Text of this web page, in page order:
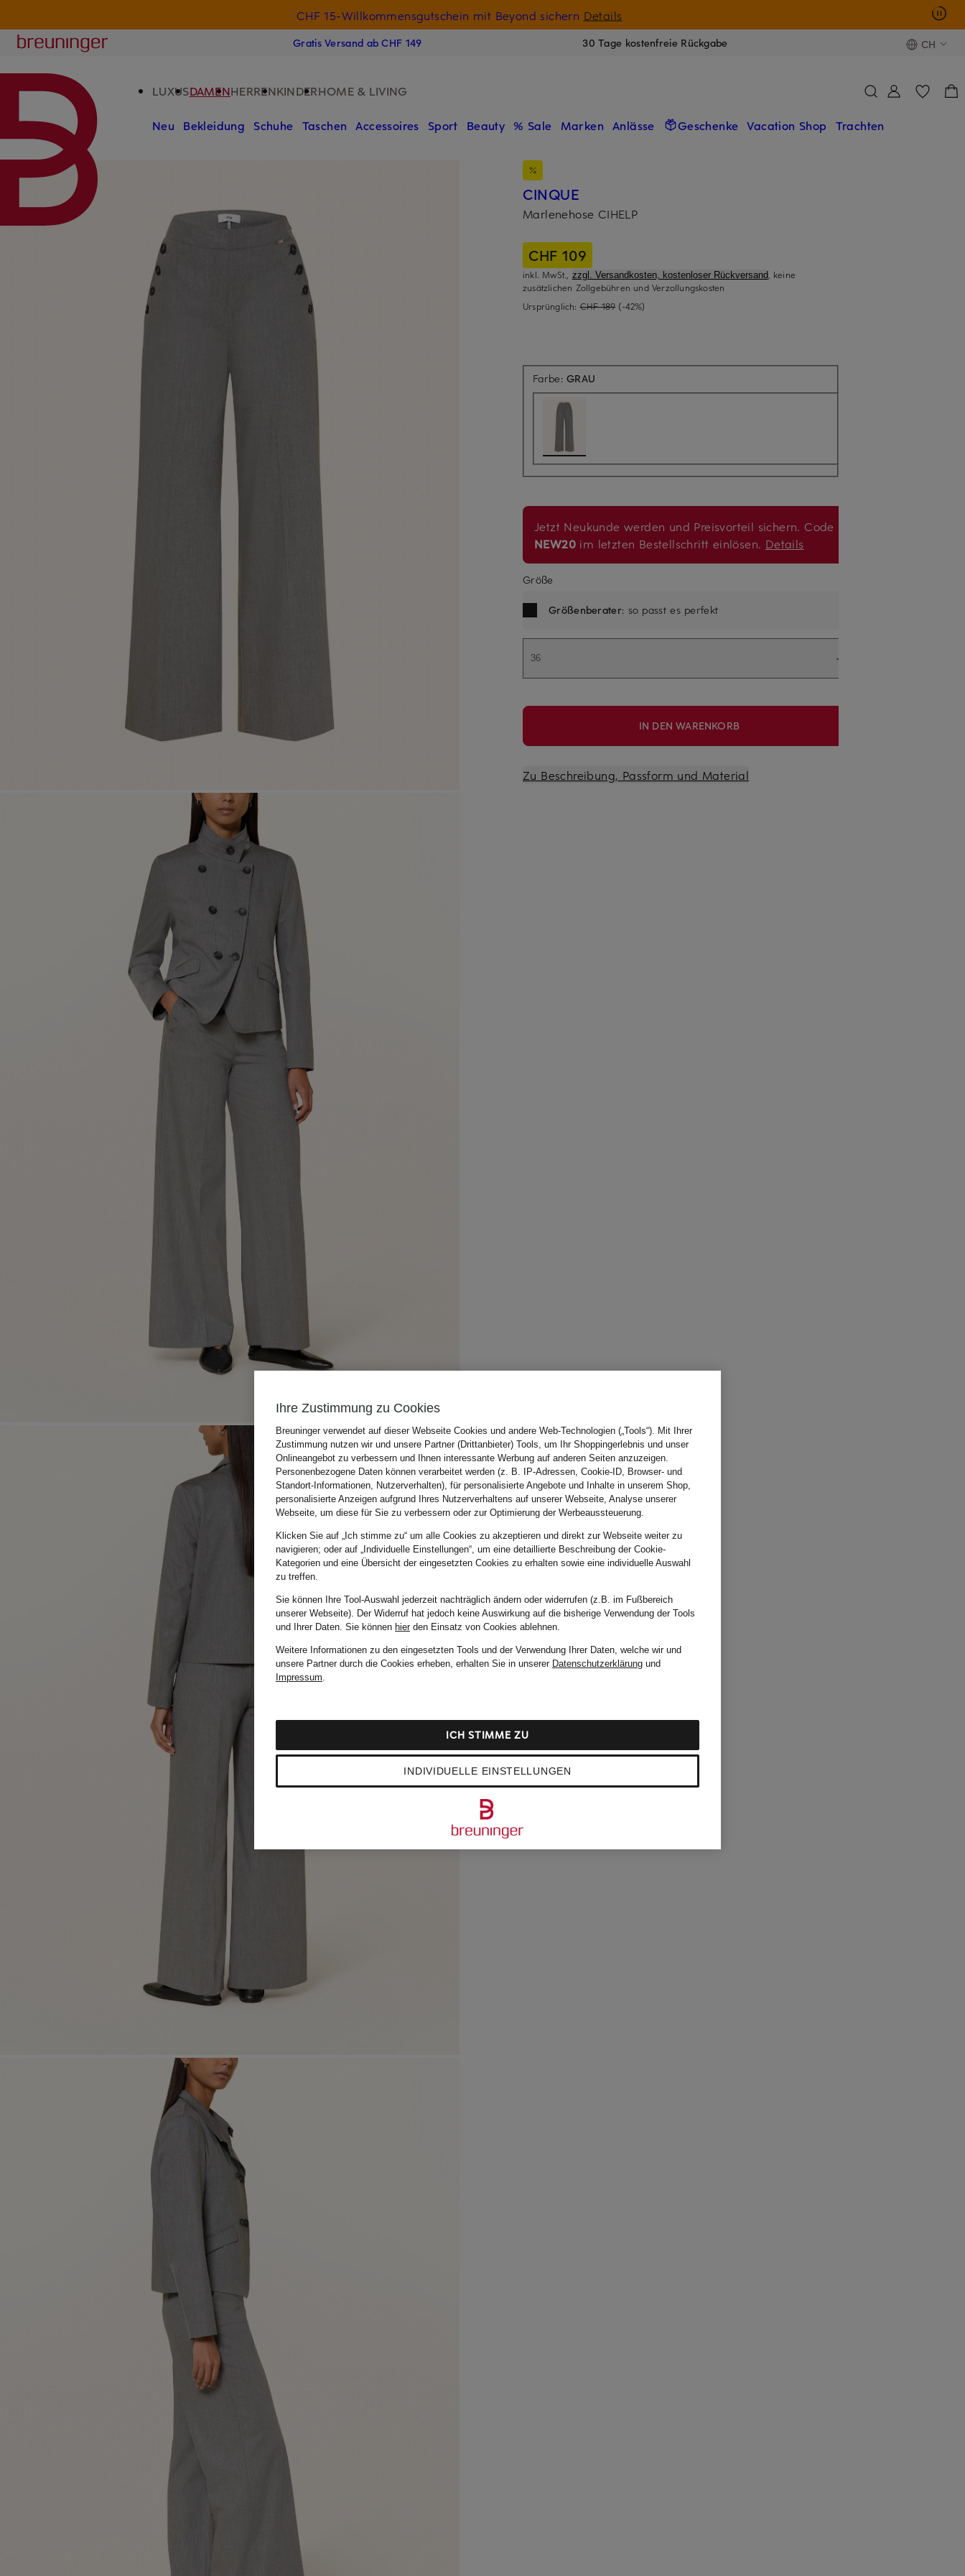
CHF 15-Willkommensgutschein mit Beyond sichern Details
Breuninger
Gratis Versand ab CHF 149 30 Tage kostenfreie Rückgabe CH
LUXUSDAMENHERRENKINDERHOME & LIVING
Neu Bekleidung Schuhe Taschen Accessoires Sport Beauty % Sale Marken Anlässe Geschenke Vacation Shop Trachten
CINQUE
Marlenehose CIHELP
CHF 109
inkl. MwSt., zzgl. Versandkosten, kostenloser Rückversand, keine
zusätzlichen Zollgebühren und Verzollungskosten
Ursprünglich: CHF 189 (-42%)
Farbe:GRAU
Jetzt Neukunde werden und Preisvorteil sichern. Code
NEW20 im letzten Bestellschritt einlösen. Details
Größe
Größenberater: so passt es perfekt
36
IN DEN WARENKORB
Zu Beschreibung, Passform und Material
Ihre Zustimmung zu Cookies
Breuninger verwendet auf dieser Webseite Cookies und andere Web-Technologien („Tools“). Mit Ihrer
Zustimmung nutzen wir und unsere Partner (Drittanbieter) Tools, um Ihr Shoppingerlebnis und unser
Onlineangebot zu verbessern und Ihnen interessante Werbung auf anderen Seiten anzuzeigen.
Personenbezogene Daten können verarbeitet werden (z. B. IP-Adressen, Cookie-ID, Browser- und
Standort-Informationen, Nutzerverhalten), für personalisierte Angebote und Inhalte in unserem Shop,
personalisierte Anzeigen aufgrund Ihres Nutzerverhaltens auf unserer Webseite, Analyse unserer
Webseite, um diese für Sie zu verbessern oder zur Optimierung der Werbeaussteuerung.
Klicken Sie auf „Ich stimme zu“ um alle Cookies zu akzeptieren und direkt zur Webseite weiter zu
navigieren; oder auf „Individuelle Einstellungen“, um eine detaillierte Beschreibung der Cookie-
Kategorien und eine Übersicht der eingesetzten Cookies zu erhalten sowie eine individuelle Auswahl
zu treffen.
Sie können Ihre Tool-Auswahl jederzeit nachträglich ändern oder widerrufen (z.B. im Fußbereich
unserer Webseite). Der Widerruf hat jedoch keine Auswirkung auf die bisherige Verwendung der Tools
und Ihrer Daten. Sie können hierden Einsatz von Cookies ablehnen.
Weitere Informationen zu den eingesetzten Tools und der Verwendung Ihrer Daten, welche wir und
unsere Partner durch die Cookies erheben, erhalten Sie in unserer Datenschutzerklärung und
Impressum.
INDIVIDUELLE EINSTELLUNGEN
ICH STIMME ZU